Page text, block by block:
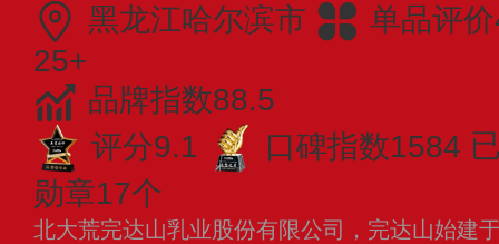
黑龙江哈尔滨市
单品评
25+
品牌指数88.5
评分9.1
口碑指数1584
勋章17个
北大荒完达山乳业股份有限公司，完达山始建